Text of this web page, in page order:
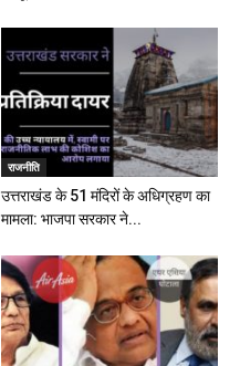
राजनीति
उत्तराखंड के 51 मंदिरों के अधिग्रहण का
मामला: भाजपा सरकार ने...